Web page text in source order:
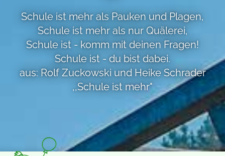
Schule ist mehr als Pauken und Plagen,
Schule ist mehr als nur Quälerei,
Schule ist - komm mit deinen Fragen!
Schule ist - du bist dabei.
aus: Rolf Zuckowski und Heike Schrader
,,Schule ist mehr"